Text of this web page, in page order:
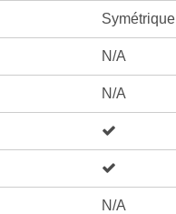
Symétrique
N/A
N/A
N/A